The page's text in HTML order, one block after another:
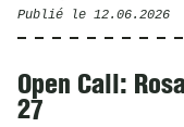
Publié le 12.06.2026
Open Call:
27